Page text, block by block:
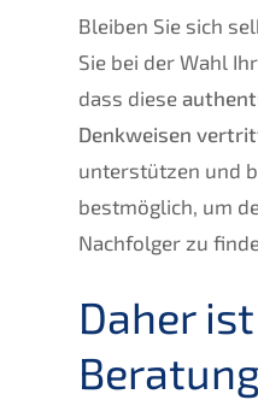
Bleiben Sie sich
Sie bei der Wahl
dass diese
Denkweisen
unterstützen und
bestmöglich, um
Nachfolger zu
Daher